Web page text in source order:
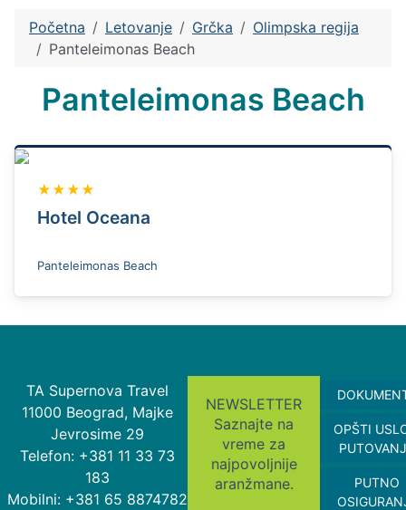
Početna Letovanje Grčka
Olimpska regija
Panteleimonas Beach
Panteleimonas Beach
★★★★
Hotel Oceana
Panteleimonas Beach
TA Supernova Travel
11000 Beograd, Majke
Jevrosime 29
Telefon: +381 11 33 73
183
Mobilni: +381 65 8874782
NEWSLETTER
Saznajte na
vreme za
najpovoljnije
aranžmane.
OPŠTI
PUTNO